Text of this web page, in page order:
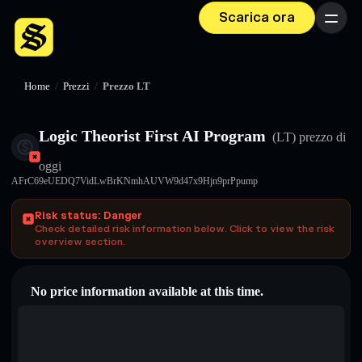
Scarica ora Menu
Home / Prezzi / Prezzo LT
Logic Theorist First AI Program (LT) prezzo di
oggi
AFrC69eUEDQ7VidLwBrKNmhAUVW9d47x9Hjn9prPpump
Risk status: Danger
Check detailed risk information below. Click to view the risk
overview section.
No price information available at this time.